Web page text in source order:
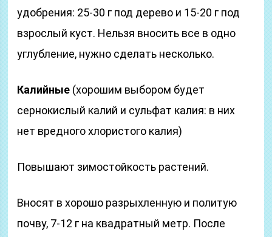
удобрения: 25-30 г под дерево и 15-20 г под
взрослый куст. Нельзя вносить все в одно
углубление, нужно сделать несколько.
Калийные (хорошим выбором будет
сернокислый калий и сульфат калия: в них
нет вредного хлористого калия)
Повышают зимостойкость растений.
Вносят в хорошо разрыхленную и политую
почву, 7-12 г на квадратный метр. После